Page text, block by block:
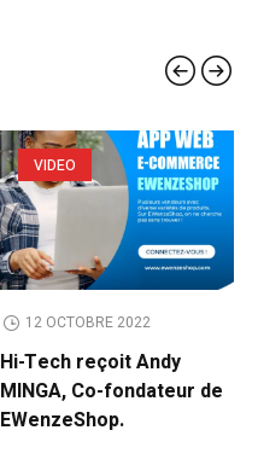
VIDEO
12 OCTOBRE 2022
Hi-Tech reçoit Andy
MINGA, Co-fondateur de
EWenzeShop.